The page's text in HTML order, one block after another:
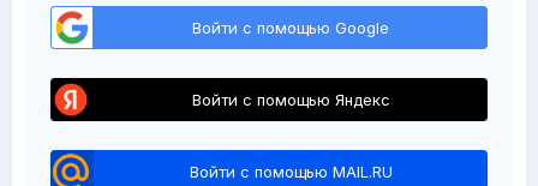
Войти с помощью Google
Войти с помощью Яндекс
Войти с помощью MAIL.RU